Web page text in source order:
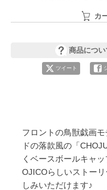
カ
商品につ
ツイート
フロントの鳥獣戯画
ドの落款風の「
くベースボールキャッ
OJICOらしいストー
しみいただけます♪